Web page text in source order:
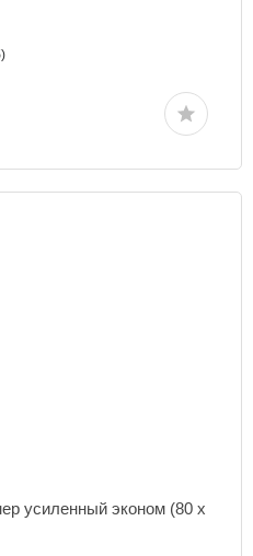
усиленный эконом (80 х